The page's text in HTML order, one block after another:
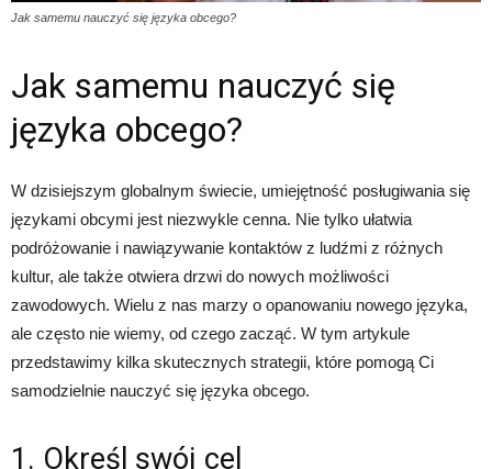
Jak samemu nauczyć się języka obcego?
Jak samemu nauczyć się
języka obcego?
W dzisiejszym globalnym świecie, umiejętność posługiwania się
językami obcymi jest niezwykle cenna. Nie tylko ułatwia
podróżowanie i nawiązywanie kontaktów z ludźmi z różnych
kultur, ale także otwiera drzwi do nowych możliwości
zawodowych. Wielu z nas marzy o opanowaniu nowego języka,
ale często nie wiemy, od czego zacząć. W tym artykule
przedstawimy kilka skutecznych strategii, które pomogą Ci
samodzielnie nauczyć się języka obcego.
1. Określ swój cel